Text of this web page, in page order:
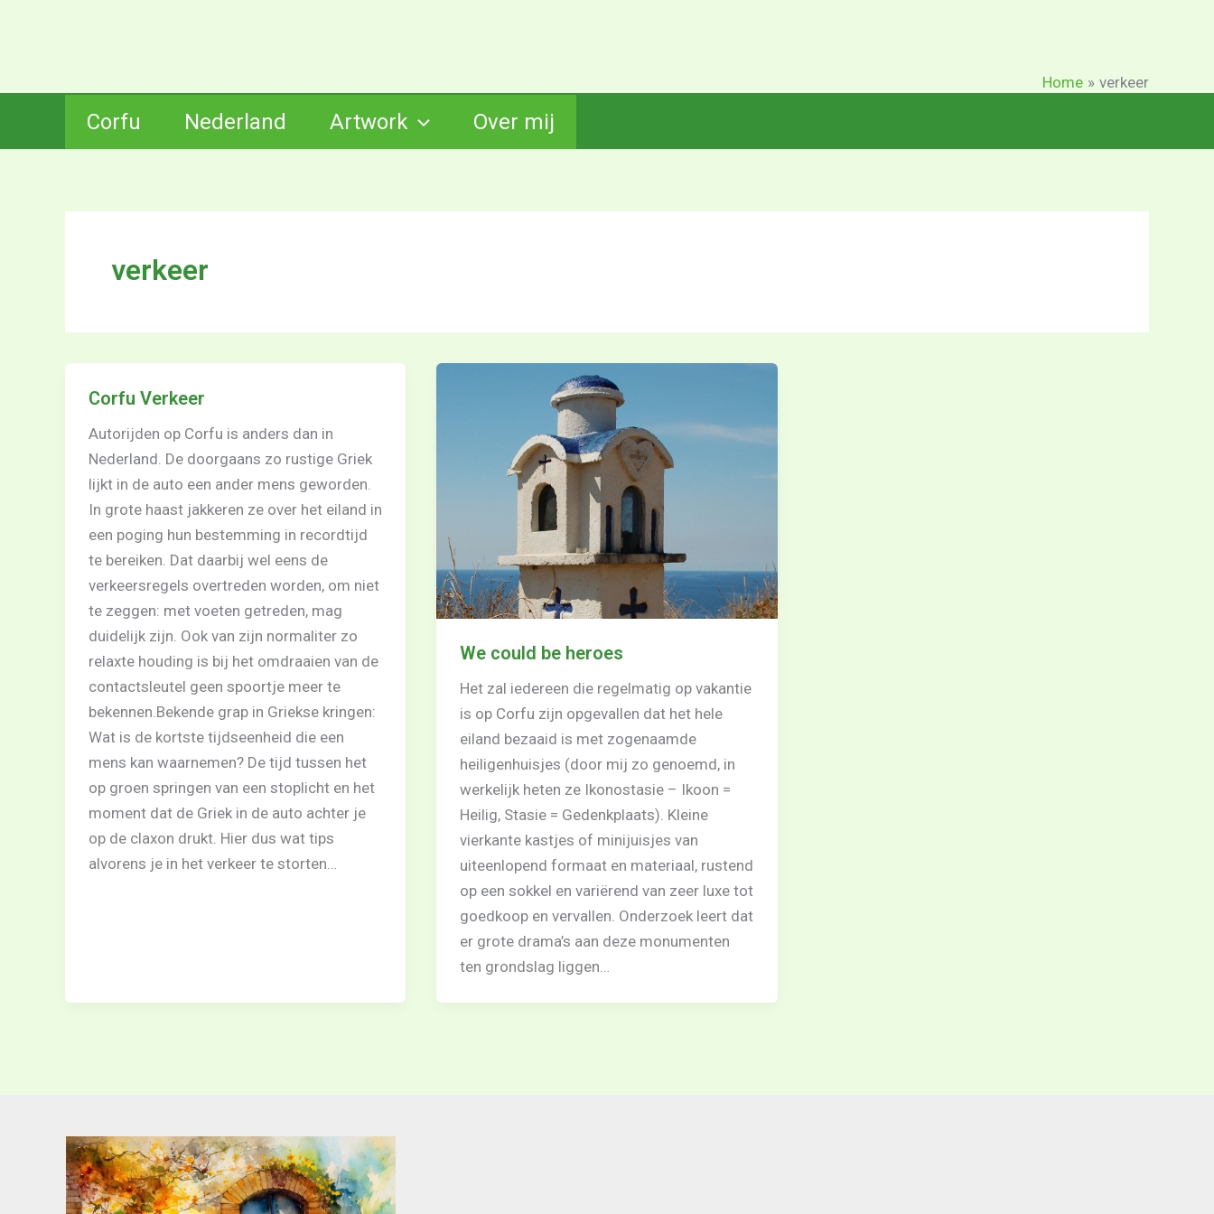
Home verkeer
Corfu Nederland Artwork Over mij
verkeer
Corfu Verkeer
Autorijden op Corfu is anders dan in
Nederland. De doorgaans zo rustige Griek
lijkt in de auto een ander mens geworden.
In grote haast jakkeren ze over het eiland in
een poging hun bestemming in recordtijd
te bereiken. Dat daarbij wel eens de
verkeersregels overtreden worden, om niet
te zeggen: met voeten getreden, mag
duidelijk zijn. Ook van zijn normaliter zo
relaxte houding is bij het omdraaien van de
contactsleutel geen spoortje meer te
bekennen.Bekende grap in Griekse kringen:
Wat is de kortste tijdseenheid die een
mens kan waarnemen? De tijd tussen het
op groen springen van een stoplicht en het
moment dat de Griek in de auto achter je
op de claxon drukt. Hier dus wat tips
alvorens je in het verkeer te storten…
We could be heroes
Het zal iedereen die regelmatig op vakantie
is op Corfu zijn opgevallen dat het hele
eiland bezaaid is met zogenaamde
heiligenhuisjes (door mij zo genoemd, in
werkelijk heten ze Ikonostasie – Ikoon =
Heilig, Stasie = Gedenkplaats). Kleine
vierkante kastjes of minijuisjes van
uiteenlopend formaat en materiaal, rustend
op een sokkel en variërend van zeer luxe tot
goedkoop en vervallen. Onderzoek leert dat
er grote drama’s aan deze monumenten
ten grondslag liggen…